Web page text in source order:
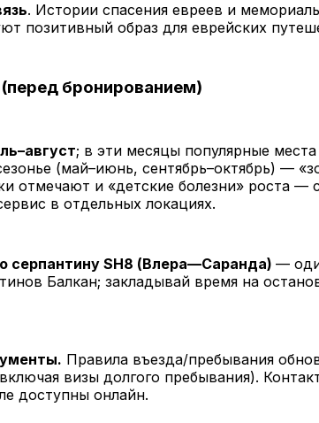
. Истории спасения евреев и
позитивный образ для еврейских
бронированием)
; в эти месяцы популярные
(май–июнь, сентябрь–октябрь) —
отмечают и «детские болезни» роста —
в отдельных локациях.
серпантину SH8 (Влера—Саранда) —
Балкан; закладывай время на
Правила въезда/пребывания
визы долгого пребывания).
доступны онлайн.